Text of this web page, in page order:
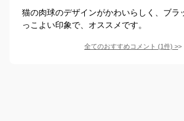
猫の肉球のデザインがかわいらしく、ブラ
っこよい印象で、オススメです。
全てのおすすめコメント (1件) >